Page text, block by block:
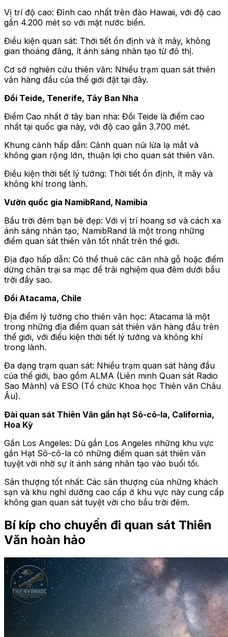
Vị trí độ cao: Đỉnh cao nhất trên đảo Hawaii, với độ cao
gần 4.200 mét so với mặt nước biển.
Điều kiện quan sát: Thời tiết ổn định và ít mây, không
gian thoáng đãng, ít ánh sáng nhân tạo từ đô thị.
Cơ sở nghiên cứu thiên văn: Nhiều trạm quan sát thiên
văn hàng đầu của thế giới đặt tại đây.
Đồi Teide, Tenerife, Tây Ban Nha
Điểm Cao nhất ở tây ban nha: Đồi Teide là điểm cao
nhất tại quốc gia này, với độ cao gần 3.700 mét.
Khung cảnh hấp dẫn: Cảnh quan núi lửa lạ mắt và
không gian rộng lớn, thuận lợi cho quan sát thiên văn.
Điều kiện thời tiết lý tưởng: Thời tiết ổn định, ít mây và
không khí trong lành.
Vườn quốc gia NamibRand, Namibia
Bầu trời đêm bạn bè đẹp: Với vị trí hoang sơ và cách xa
ánh sáng nhân tạo, NamibRand là một trong những
điểm quan sát thiên văn tốt nhất trên thế giới.
Địa đạo hấp dẫn: Có thể thuê các căn nhà gỗ hoặc điểm
dừng chân trại sa mạc để trải nghiệm qua đêm dưới bầu
trời đầy sao.
Đồi Atacama, Chile
Địa điểm lý tưởng cho thiên văn học: Atacama là một
trong những địa điểm quan sát thiên văn hàng đầu trên
thế giới, với điều kiện thời tiết lý tưởng và không khí
trong lành.
Đa dạng trạm quan sát: Nhiều trạm quan sát hàng đầu
của thế giới, bao gồm ALMA (Liên minh Quan sát Radio
Sao Mảnh) và ESO (Tổ chức Khoa học Thiên văn Châu
Âu).
Đài quan sát Thiên Văn gần hạt Sô-cô-la, California,
Hoa Kỳ
Gần Los Angeles: Dù gần Los Angeles những khu vực
gần Hạt Sô-cô-la có những điểm quan sát thiên văn
tuyệt vời nhờ sự ít ánh sáng nhân tạo vào buổi tối.
Sân thượng tốt nhất: Các sân thượng của những khách
sạn và khu nghỉ dưỡng cao cấp ở khu vực này cung cấp
không gian quan sát tuyệt vời cho bầu trời đêm.
Bí kíp cho chuyến đi quan sát Thiên
Văn hoàn hảo